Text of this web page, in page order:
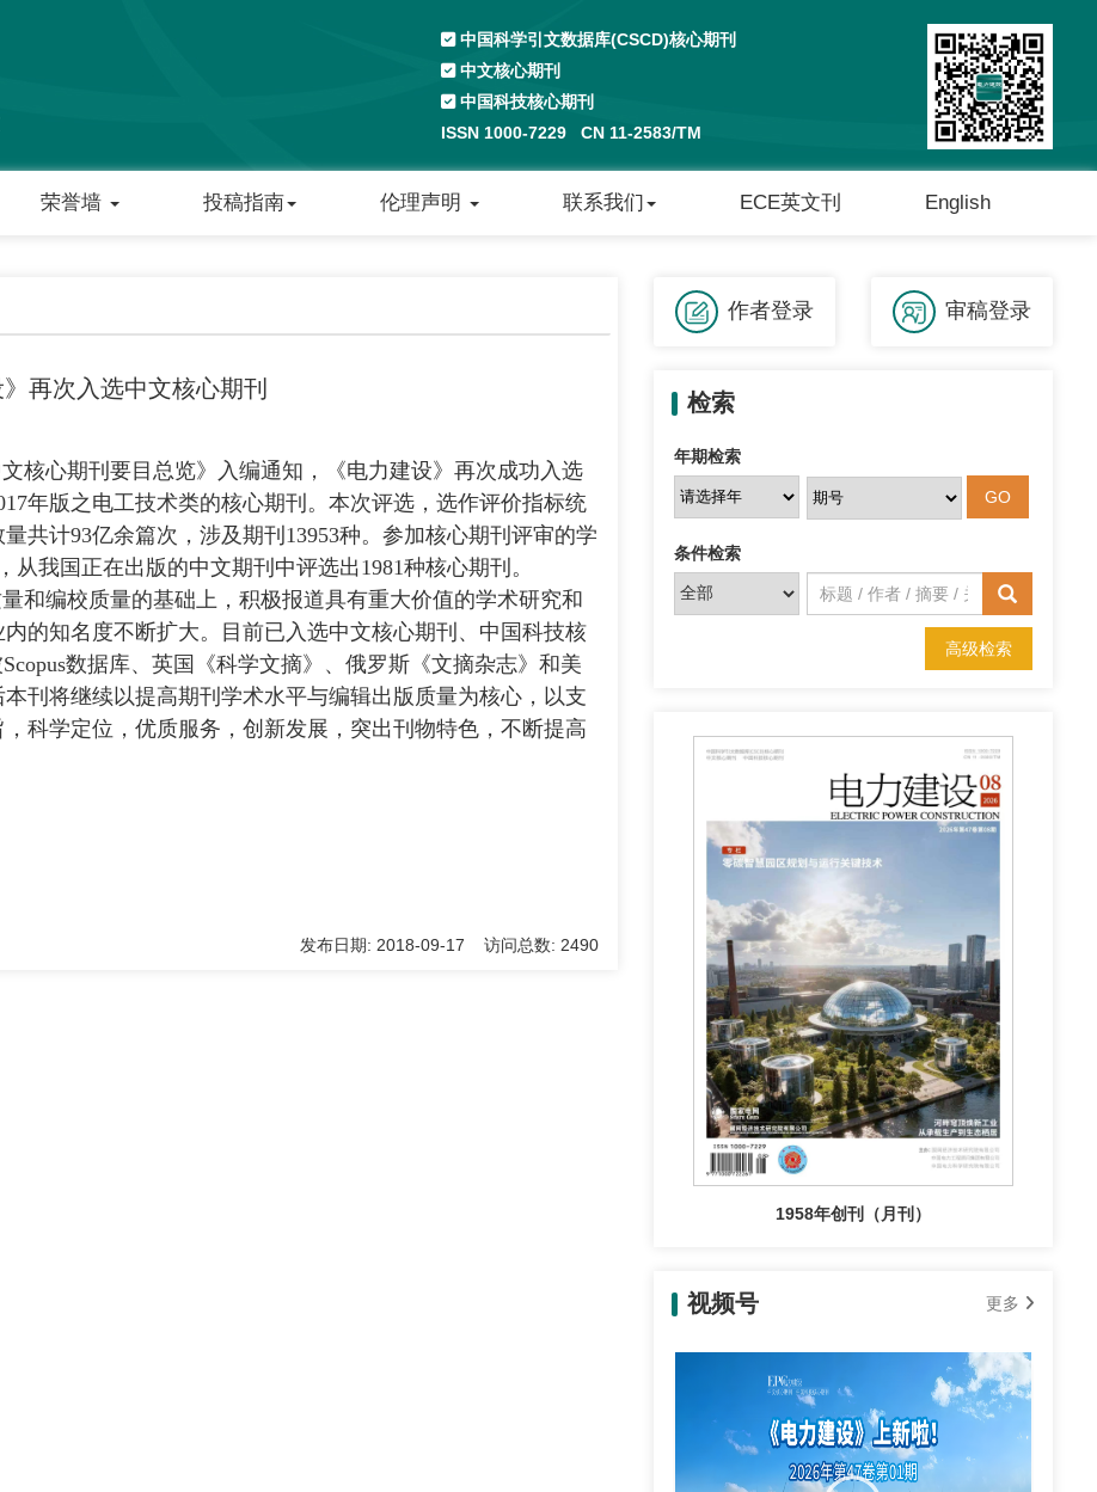
中国科学引文数据库(CSCD)核心期刊
中文核心期刊
中国科技核心期刊
ISSN 1000-7229 CN 11-2583/TM
荣誉墙 投稿指南 伦理声明 联系我们 ECE英文刊 English
》再次入选中文核心期刊
核心期刊要目总览》入编通知，《电力建设》再次成功入选
年版之电工技术类的核心期刊。本次评选，选作评价指标统
共计93亿余篇次，涉及期刊13953种。参加核心期刊评审的学
我国正在出版的中文期刊中评选出1981种核心期刊。
和编校质量的基础上，积极报道具有重大价值的学术研究和
的知名度不断扩大。
目前已入选中文核心期刊、中国科技核
Scopus数据库、英国《科学文摘》、俄罗斯《文摘杂志》和美
刊将继续以提高期刊学术水平与编辑出版质量为核心，以支
科学定位，优质服务，创新发展，突出刊物特色，不断提高
发布日期: 2018-09-17 访问总数: 2490
作者登录 审稿登录
检索
年期检索
条件检索
高级检索
1958年创刊（月刊）
视频号 更多